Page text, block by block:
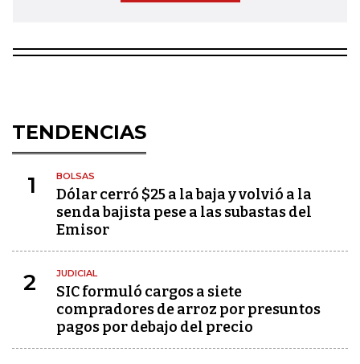
TENDENCIAS
1 BOLSAS
Dólar cerró $25 a la baja y volvió a la
senda bajista pese a las subastas del
Emisor
2 JUDICIAL
SIC formuló cargos a siete
compradores de arroz por presuntos
pagos por debajo del precio